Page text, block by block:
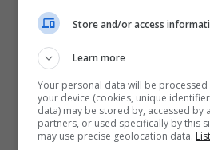
Store and/or access
Learn more
Your personal data will be
your device (cookies, unique
data) may be stored by, accessed by
partners, or used specifically by this
may use precise geolocation data.